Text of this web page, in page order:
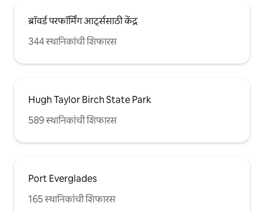
ब्रॉवर्ड परफॉर्मिंग आर्ट्ससाठी केंद्र
344 स्थानिकांची शिफारस
Hugh Taylor Birch State Park
589 स्थानिकांची शिफारस
Port Everglades
165 स्थानिकांची शिफारस